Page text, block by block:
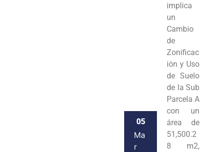
05
Ma
r
implica
un
Cambio
de
Zonificac
ión y Uso
de Suelo
de la Sub
Parcela A
con un
área de
51,500.2
8 m2,